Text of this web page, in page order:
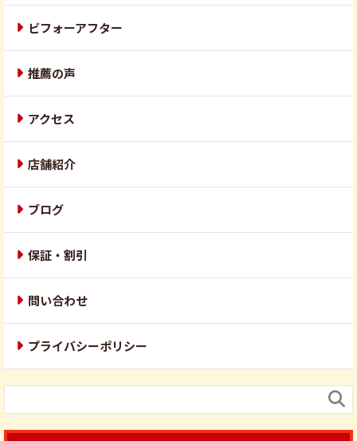
ビフォーアフター
推薦の声
アクセス
店舗紹介
ブログ
保証・割引
問い合わせ
プライバシーポリシー
